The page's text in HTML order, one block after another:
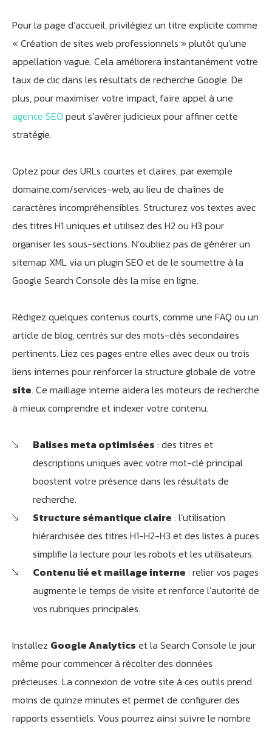
Pour la page d’accueil, privilégiez un titre explicite comme
« Création de sites web professionnels » plutôt qu’une
appellation vague. Cela améliorera instantanément votre
taux de clic dans les résultats de recherche Google. De
plus, pour maximiser votre impact, faire appel à une
agence SEO peut s’avérer judicieux pour affiner cette
stratégie.
Optez pour des URLs courtes et claires, par exemple
domaine.com/services-web, au lieu de chaînes de
caractères incompréhensibles. Structurez vos textes avec
des titres H1 uniques et utilisez des H2 ou H3 pour
organiser les sous-sections. N’oubliez pas de générer un
sitemap XML via un plugin SEO et de le soumettre à la
Google Search Console dès la mise en ligne.
Rédigez quelques contenus courts, comme une FAQ ou un
article de blog, centrés sur des mots-clés secondaires
pertinents. Liez ces pages entre elles avec deux ou trois
liens internes pour renforcer la structure globale de votre
site. Ce maillage interne aidera les moteurs de recherche
à mieux comprendre et indexer votre contenu.
Balises meta optimisées : des titres et
descriptions uniques avec votre mot-clé principal
boostent votre présence dans les résultats de
recherche.
Structure sémantique claire : l’utilisation
hiérarchisée des titres H1-H2-H3 et des listes à puces
simplifie la lecture pour les robots et les utilisateurs.
Contenu lié et maillage interne : relier vos pages
augmente le temps de visite et renforce l’autorité de
vos rubriques principales.
Installez Google Analytics et la Search Console le jour
même pour commencer à récolter des données
précieuses. La connexion de votre site à ces outils prend
moins de quinze minutes et permet de configurer des
rapports essentiels. Vous pourrez ainsi suivre le nombre